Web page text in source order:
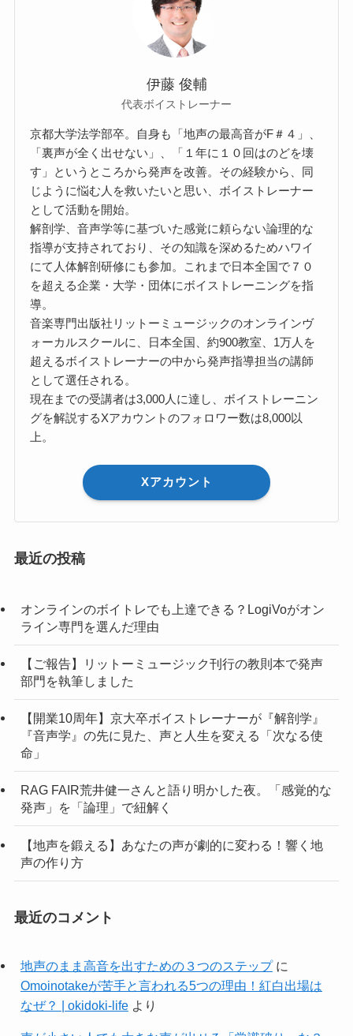
伊藤 俊輔
代表ボイストレーナー
京都大学法学部卒。自身も「地声の最高音がF＃４」、
「裏声が全く出せない」、「１年に１０回はのどを壊
す」というところから発声を改善。その経験から、同
じように悩む人を救いたいと思い、ボイストレーナー
として活動を開始。
解剖学、音声学等に基づいた感覚に頼らない論理的な
指導が支持されており、その知識を深めるためハワイ
にて人体解剖研修にも参加。これまで日本全国で７０
を超える企業・大学・団体にボイストレーニングを指
導。
音楽専門出版社リットーミュージックのオンラインヴ
ォーカルスクールに、日本全国、約900教室、1万人を
超えるボイストレーナーの中から発声指導担当の講師
として選任される。
現在までの受講者は3,000人に達し、ボイストレーニン
グを解説するXアカウントのフォロワー数は8,000以
上。
Xアカウント
最近の投稿
オンラインのボイトレでも上達できる？LogiVoがオン
ライン専門を選んだ理由
【ご報告】リットーミュージック刊行の教則本で発声
部門を執筆しました
【開業10周年】京大卒ボイストレーナーが『解剖学』
『音声学』の先に見た、声と人生を変える「次なる使
命」
RAG FAIR荒井健一さんと語り明かした夜。「感覚的な
発声」を「論理」で紐解く
【地声を鍛える】あなたの声が劇的に変わる！響く地
声の作り方
最近のコメント
地声のまま高音を出すための３つのステップに
Omoinotakeが苦手と言われる5つの理由！紅白出場は
なぜ？ | okidoki-lifeより